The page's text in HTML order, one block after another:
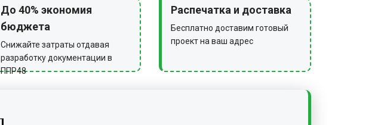
До 40% экономия
бюджета
Снижайте затраты отдавая
разработку документации в
ППР48
Распечатка и доставка
Бесплатно доставим готовый
проект на ваш адрес